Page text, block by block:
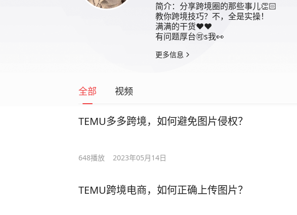
简介： 分享跨境圈的那些事儿👏🏻
教你跨境技巧？不，全是实操！
满满的干货❤️❤️
有问题厚台🉑️s我👀
更多信息
全部 视频
TEMU多多跨境，如何避免图片侵权？
648播放 2023年05月14日
TEMU跨境电商，如何正确上传图片？